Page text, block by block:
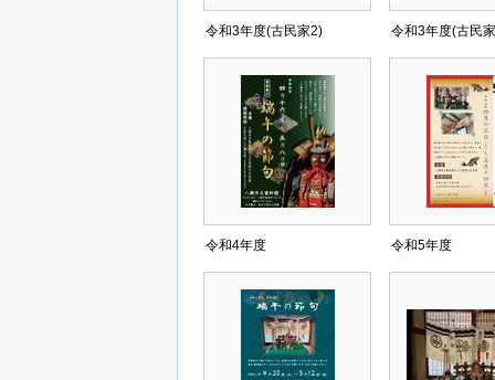
令和3年度(古民家2) 令和3年度(古民
令和4年度 令和5年度